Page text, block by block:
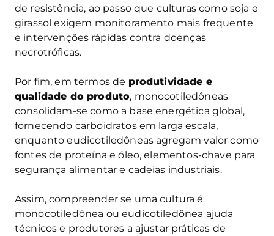
de resistência, ao passo que culturas como soja e
girassol exigem monitoramento mais frequente
e intervenções rápidas contra doenças
necrotróficas.
Por fim, em termos de produtividade e
qualidade do produto, monocotiledôneas
consolidam-se como a base energética global,
fornecendo carboidratos em larga escala,
enquanto eudicotiledôneas agregam valor como
fontes de proteína e óleo, elementos-chave para
segurança alimentar e cadeias industriais.
Assim, compreender se uma cultura é
monocotiledônea ou eudicotiledônea ajuda
técnicos e produtores a ajustar práticas de